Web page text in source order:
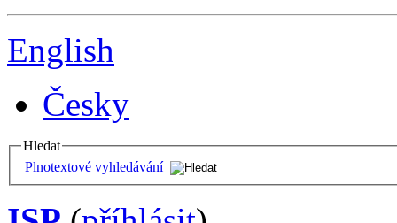
English
Česky
Hledat
Plnotextové vyhledávání